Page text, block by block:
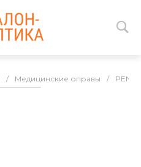
/ Медицинские оправы /